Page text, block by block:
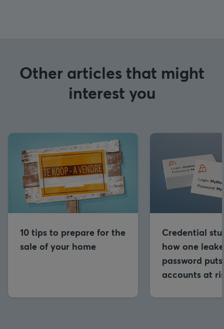
Other articles that might
interest you
10 tips to prepare for the
sale of your home
Credential
how one
password
accounts at